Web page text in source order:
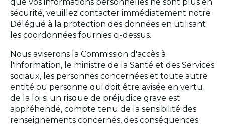
sécurité, veuillez contacter immédiatement notre
Délégué à la protection des données en utilisant
les coordonnées fournies ci-dessus.
Nous aviserons la Commission d'accès à
l'information, le ministre de la Santé et des Services
sociaux, les personnes concernées et toute autre
entité ou personne qui doit être avisée en vertu
de la loi si un risque de préjudice grave est
appréhendé, compte tenu de la sensibilité des
renseignements concernés, des conséquences